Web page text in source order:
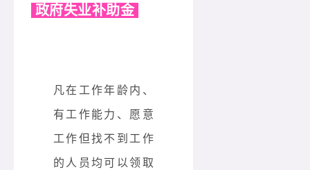
政府失业补助金
凡在工作年龄内、
有工作能力、愿意
工作但找不到工作
的人员均可以领取